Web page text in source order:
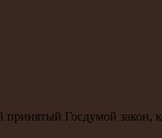
Госдумой закон,